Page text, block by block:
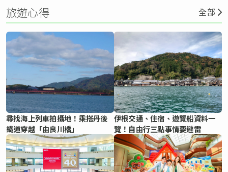
旅遊心得 全部
尋找海上列車拍攝地！乘搭丹後
鐵道穿越「由良川橋」
伊根交通、住宿、遊覽船資料一
覽！自由行三點事情要避雷